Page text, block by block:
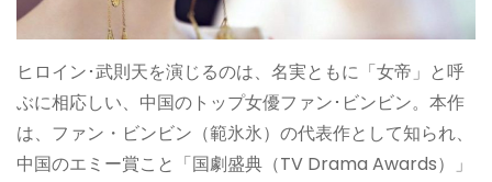
ヒロイン･武則天を演じるのは、名実ともに「女帝」と呼
ぶに相応しい、中国のトップ女優ファン･ビンビン。本作
は、ファン・ビンビン（範氷氷）の代表作として知られ、
中国のエミー賞こと「国劇盛典（TV Drama Awards）」